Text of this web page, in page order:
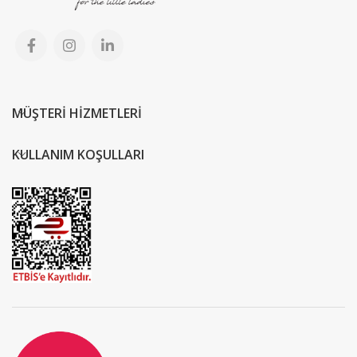
MÜŞTERİ HİZMETLERİ
KULLANIM KOŞULLARI